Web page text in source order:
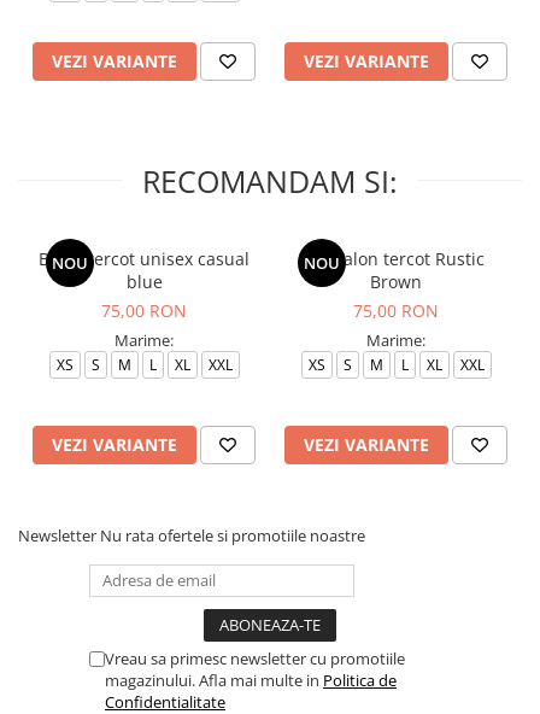
VEZI VARIANTE VEZI VARIANTE
RECOMANDAM SI:
NOU
Bluza tercot unisex casual
blue
75,00 RON
Marime:
XS S M L XL XXL
VEZI VARIANTE
NOU
Pantalon tercot Rustic
Brown
75,00 RON
Marime:
XS S M L XL XXL
VEZI VARIANTE
Newsletter Nu rata ofertele si promotiile noastre
Vreau sa primesc newsletter cu promotiile
magazinului. Afla mai multe in Politica de
Confidentialitate